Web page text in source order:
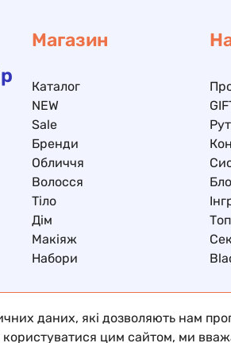
Магазин
Каталог
NEW
Sale
Бренди
Обличчя
Волосся
Тіло
Дім
Макіяж
Набори
даних, які дозволяють нам
цим сайтом, ми